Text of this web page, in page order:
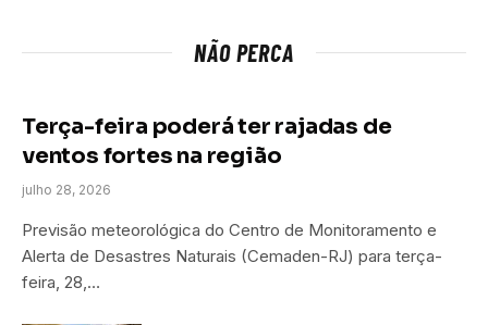
NÃO PERCA
Terça-feira poderá ter rajadas de
ventos fortes na região
julho 28, 2026
Previsão meteorológica do Centro de Monitoramento e
Alerta de Desastres Naturais (Cemaden-RJ) para terça-
feira, 28,…